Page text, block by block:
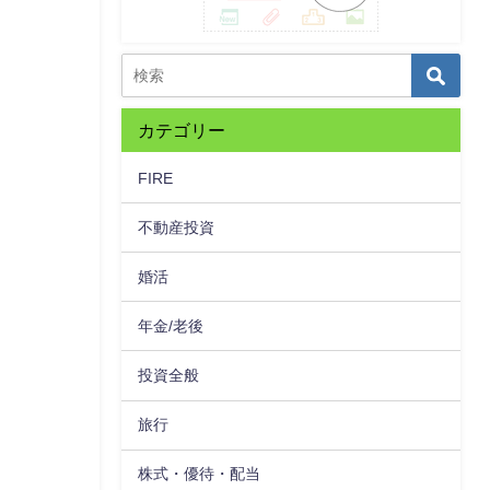
カテゴリー
FIRE
不動産投資
婚活
年金/老後
投資全般
旅行
株式・優待・配当